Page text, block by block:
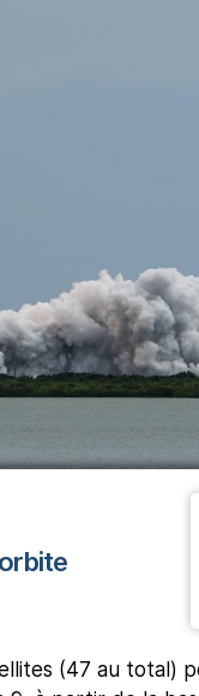
(47 au total)